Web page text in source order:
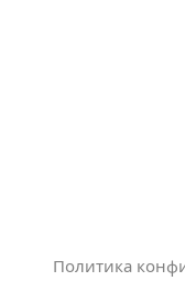
Политика